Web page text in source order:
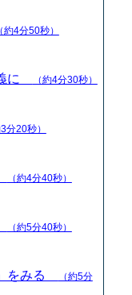
（約4分50秒）
に （約4分30秒）
3分20秒）
（約4分40秒）
（約5分40秒）
をみる
（約5分